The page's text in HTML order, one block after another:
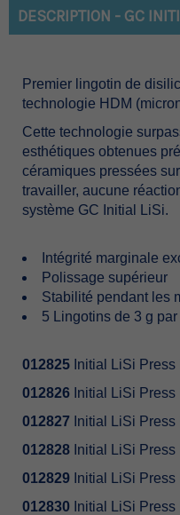
DESCRIPTION - GC
Premier lingotin de
technologie HDM
Cette technologie
esthétiques obtenues
céramiques pressées
travailler, aucune
système GC Initial LiSi.
Intégrité marginale
Polissage supérieur
Stabilité pendant les
5 Lingotins de 3 g
012825 Initial LiSi
012826 Initial LiSi
012827 Initial LiSi
012828 Initial LiSi
012829 Initial LiSi
012830 Initial LiSi